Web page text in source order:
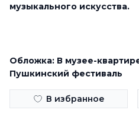
музыкального искусства.
Обложка: В музее-
Пушкинский фестиваль
В избранное